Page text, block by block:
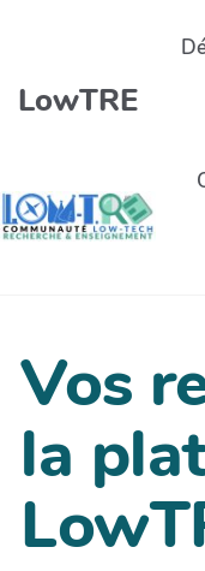
LowTRE
Vos
la